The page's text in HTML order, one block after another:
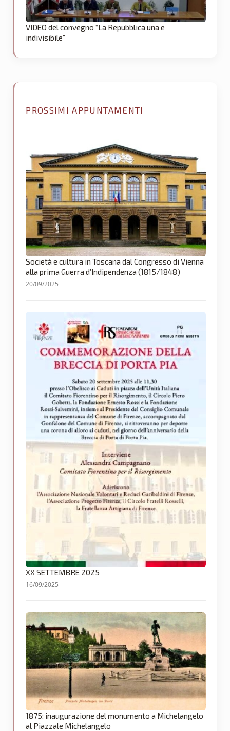
VIDEO del convegno “La Repubblica una e
indivisibile”
PROSSIMI APPUNTAMENTI
Società e cultura in Toscana dal Congresso di Vienna
alla prima Guerra d’Indipendenza (1815/1848)
20/09/2025
XX SETTEMBRE 2025
16/09/2025
1875: inaugurazione del monumento a Michelangelo
al Piazzale Michelangelo